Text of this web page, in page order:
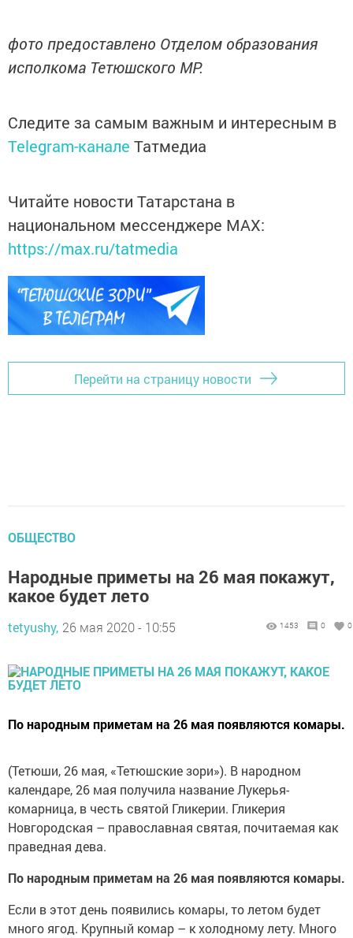
фото предоставлено Отделом образования
исполкома Тетюшского МР.
Следите за самым важным и интересным в
Telegram-канале Татмедиа
Читайте новости Татарстана в
национальном мессенджере MАХ:
https://max.ru/tatmedia
Перейти на страницу новости
ОБЩЕСТВО
Народные приметы на 26 мая покажут,
какое будет лето
tetyushy, 26 мая 2020 - 10:55 1453 0 0
По народным приметам на 26 мая появляются комары.
(Тетюши, 26 мая, «Тетюшские зори»). В народном
календаре, 26 мая получила название Лукерья-
комарница, в честь святой Гликерии. Гликерия
Новгородская – православная святая, почитаемая как
праведная дева.
По народным приметам на 26 мая появляются комары.
Если в этот день появились комары, то летом будет
много ягод. Крупный комар – к холодному лету. Много